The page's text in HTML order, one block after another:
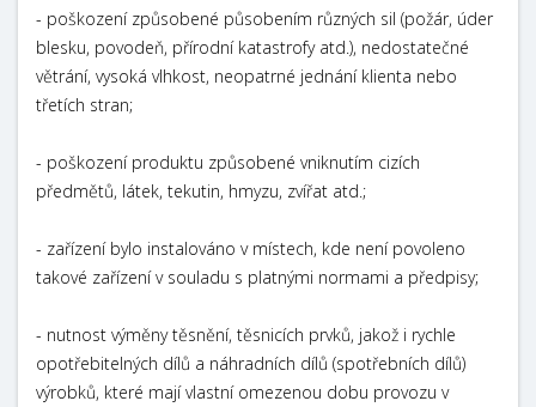
- poškození způsobené působením různých sil (požár, úder
blesku, povodeň, přírodní katastrofy atd.), nedostatečné
větrání, vysoká vlhkost, neopatrné jednání klienta nebo
třetích stran;
- poškození produktu způsobené vniknutím cizích
předmětů, látek, tekutin, hmyzu, zvířat atd.;
- zařízení bylo instalováno v místech, kde není povoleno
takové zařízení v souladu s platnými normami a předpisy;
- nutnost výměny těsnění, těsnicích prvků, jakož i rychle
opotřebitelných dílů a náhradních dílů (spotřebních dílů)
výrobků, které mají vlastní omezenou dobu provozu v